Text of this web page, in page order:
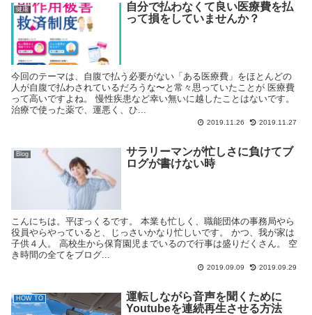
健康
自分で払わなくて良い医療費を払
って損をしていませんか？
今回のテーマは、自腹で払う必要がない「ある医療費」をほとんどの
人が自腹で払わされているだろうな〜と常々思っていたことが 医療費
って高いですよね。 慢性疾患など幸い無いに越したことはないです。
治療で使った薬で、運悪く、ひ...
2019.11.26 2019.11.27
Blog
サラリーマンが忙しさに負けてブ
ログが書けない時
こんにちは。平ぽっくるです。 本業も忙しく、職能団体の事務局やら
役員やらやっていると、じっさいかなり忙しいです。 かつ、我が家は
子供４人。 高校生から保育園児までいるので行事は盛りだくさん。 空
き時間の全てをブログ...
2019.09.09 2019.09.29
HOW TO
運転しながら音声を聞くために
Youtubeを連続再生させる方法